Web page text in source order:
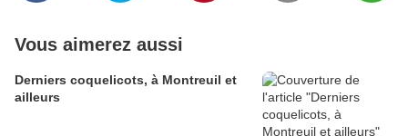
Vous aimerez aussi
Derniers coquelicots, à Montreuil et
ailleurs